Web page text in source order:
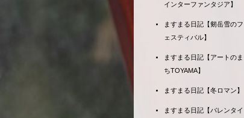
インターファンタジア】
ますまる日記【剱岳雪のフ
ェスティバル】
ますまる日記【アートのま
ちTOYAMA】
ますまる日記【冬ロマン】
ますまる日記【バレンタイ